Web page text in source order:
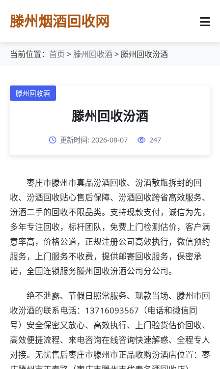
滕州烟酒回收网
当前位置： 首页 > 滕州回收酒> 滕州回收汾酒
滕州回收酒
滕州回收汾酒
更新时间: 2026-08-07 247
枣庄市滕州市真品汾酒回收、汾酒散瓶拆封的回
收、汾酒回收贴心售后保障、汾酒回收跨省高效服务、
汾酒二手的回收不限品类。支持现款支付，诚信为先，
多年专注回收，标杆团队，免费上门检测估价，客户满
意率高，价格公道，正规注册公司高效执行，微信预约
服务，上门服务不收费，提供邮寄回收服务，保密承
诺，全国连锁服务滕州回收汾酒公司分公司。
绝不泄露、节假日照常服务、现款当场、滕州市回
收汾酒的联系电话：13716093567（电话和微信同
号）安全保密又放心、高效执行、上门验货估价回收、
高效便捷流程、来电咨询在线咨询快速解惑、全程专人
对接。无忧售后枣庄市滕州市正品收购汾酒店位置：枣